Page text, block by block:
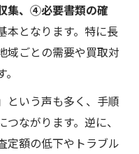
集、④必要書類の確
本となります。特に長
域ごとの需要や買取対
という声も多く、手順
ながります。逆に、
定額の低下やトラブル